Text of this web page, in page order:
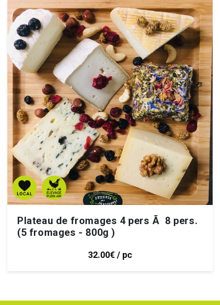
Plateau de fromages 4 pers Ã 8 pers.
(5 fromages - 800g )
32.00€ / pc